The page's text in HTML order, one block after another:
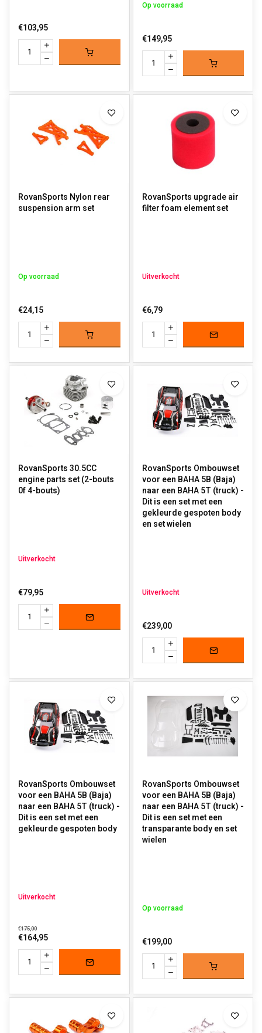
€103,95
Op voorraad
€149,95
RovanSports Nylon rear
suspension arm set
Op voorraad
€24,15
RovanSports upgrade air
filter foam element set
Uitverkocht
€6,79
RovanSports 30.5CC
engine parts set (2-bouts
0f 4-bouts)
Uitverkocht
€79,95
RovanSports Ombouwset
voor een BAHA 5B (Baja)
naar een BAHA 5T (truck) -
Dit is een set met een
gekleurde gespoten body
en set wielen
Uitverkocht
€239,00
RovanSports Ombouwset
voor een BAHA 5B (Baja)
naar een BAHA 5T (truck) -
Dit is een set met een
gekleurde gespoten body
Uitverkocht
€175,00
€164,95
RovanSports Ombouwset
voor een BAHA 5B (Baja)
naar een BAHA 5T (truck) -
Dit is een set met een
transparante body en set
wielen
Op voorraad
€199,00